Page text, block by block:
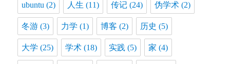
ubuntu (2) 人生 (11) 传记 (24) 伪学术 (2)
冬游 (3) 力学 (1) 博客 (2) 历史 (5)
大学 (25) 学术 (18) 实践 (5) 家 (4)